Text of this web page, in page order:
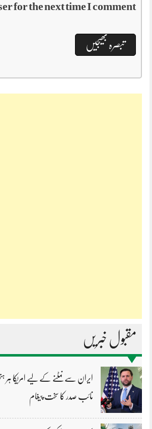
for the next time I comment.
مقبول خبریں
ایران سے نمٹنے کے لیے امریکا ہر
نائب صدر کا سخت پیغام